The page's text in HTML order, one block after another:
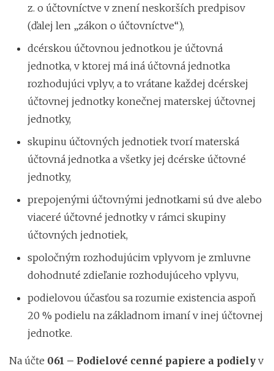
z. o účtovníctve v znení neskorších predpisov
(ďalej len „zákon o účtovníctve“),
dcérskou účtovnou jednotkou je účtovná
jednotka, v ktorej má iná účtovná jednotka
rozhodujúci vplyv, a to vrátane každej dcérskej
účtovnej jednotky konečnej materskej účtovnej
jednotky,
skupinu účtovných jednotiek tvorí materská
účtovná jednotka a všetky jej dcérske účtovné
jednotky,
prepojenými účtovnými jednotkami sú dve alebo
viaceré účtovné jednotky v rámci skupiny
účtovných jednotiek,
spoločným rozhodujúcim vplyvom je zmluvne
dohodnuté zdieľanie rozhodujúceho vplyvu,
podielovou účasťou sa rozumie existencia aspoň
20 % podielu na základnom imaní v inej účtovnej
jednotke.
Na účte 061 – Podielové cenné papiere a podiely v